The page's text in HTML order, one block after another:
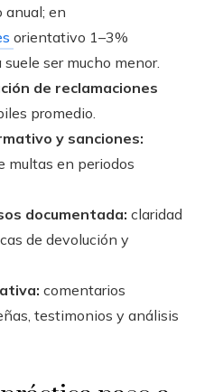
anual; en
orientativo 1–3%
ser mucho menor.
de reclamaciones
promedio.
y sanciones:
multas en periodos
documentada: claridad
de devolución y
comentarios
testimonios y análisis